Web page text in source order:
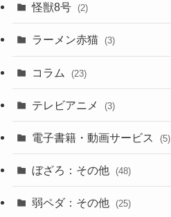
怪獣8号 (2)
ラーメン赤猫 (3)
コラム (23)
テレビアニメ (3)
電子書籍・動画サービス (5)
ぼざろ：その他 (48)
弱ペダ：その他 (25)